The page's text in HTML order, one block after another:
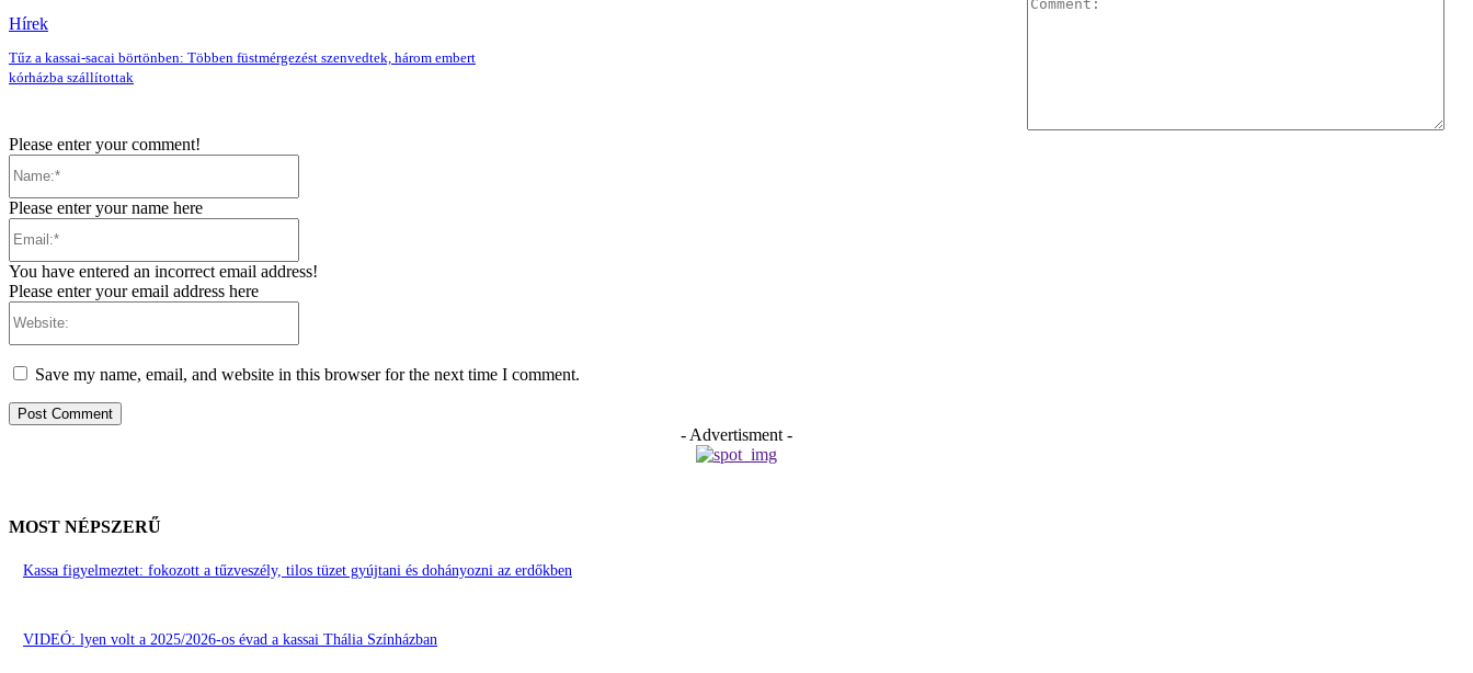
Hírek
Tűz a kassai-sacai börtönben: Többen füstmérgezést szenvedtek, három embert
kórházba szállítottak
Please enter your comment!
Please enter your name here
You have entered an incorrect email address!
Please enter your email address here
Save my name, email, and website in this browser for the next time I comment.
- Advertisment -
MOST NÉPSZERŰ
Kassa figyelmeztet: fokozott a tűzveszély, tilos tüzet gyújtani és dohányozni az erdőkben
VIDEÓ: lyen volt a 2025/2026-os évad a kassai Thália Színházban